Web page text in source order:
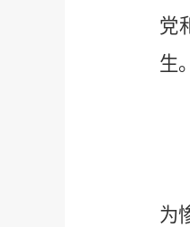
党
生
为